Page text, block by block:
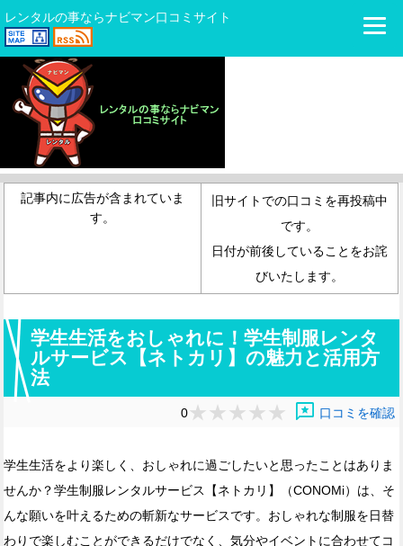
レンタルの事ならナビマン口コミサイト
記事内に広告が含まれていま
す。
旧サイトでの口コミを再投稿中
です。
日付が前後していることをお詫
びいたします。
学生生活をおしゃれに！学生制服レンタ
ルサービス【ネトカリ】の魅力と活用方
法
0 reviews 口コミを確認
学生生活をより楽しく、おしゃれに過ごしたいと思ったことはありま
せんか？学生制服レンタルサービス【ネトカリ】（CONOMi）は、そ
んな願いを叶えるための斬新なサービスです。おしゃれな制服を日替
わりで楽しむことができるだけでなく、気分やイベントに合わせてコ